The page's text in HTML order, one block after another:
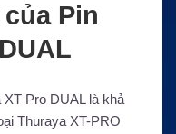
Pin
Pro DUAL là khả
Thuraya XT-PRO